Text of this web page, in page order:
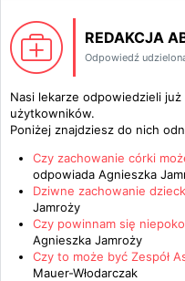
REDAKCJA
Odpowiedź
Nasi lekarze odpowiedzieli
użytkowników.
Poniżej znajdziesz do nich
Czy zachowanie córki
odpowiada Agnieszka
Dziwne zachowanie
Jamroży
Czy powinnam się
Agnieszka Jamroży
Czy to może być Zespół
Mauer-Włodarczak